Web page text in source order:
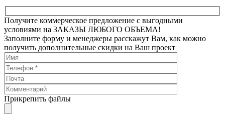
Получите коммерческое предложение с выгодными
условиями на ЗАКАЗЫ ЛЮБОГО ОБЪЕМА!
Заполните форму и менеджеры расскажут Вам, как можно
получить дополнительные скидки на Ваш проект
Прикрепить файлы